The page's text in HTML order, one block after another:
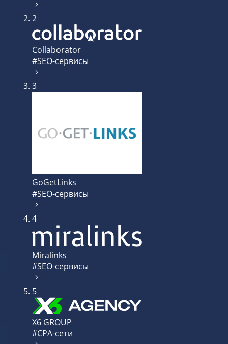
2
Collaborator
#SEO-сервисы
3
GoGetLinks
#SEO-сервисы
4
Miralinks
#SEO-сервисы
5
X6 GROUP
#CPA-сети